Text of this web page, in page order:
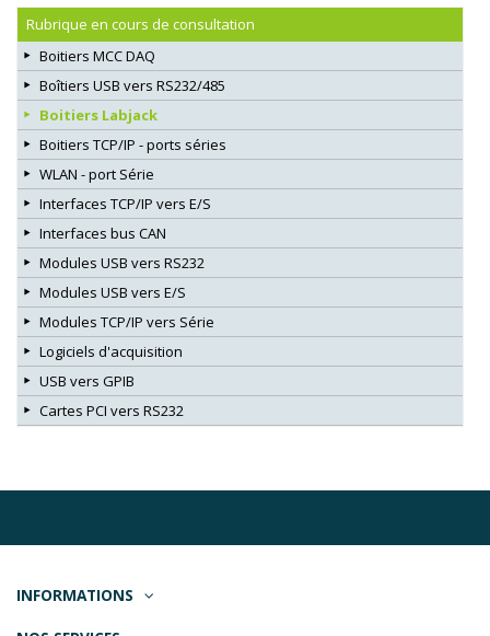
Rubrique en cours de consultation
Boitiers MCC DAQ
Boîtiers USB vers RS232/485
Boitiers Labjack
Boitiers TCP/IP - ports séries
WLAN - port Série
Interfaces TCP/IP vers E/S
Interfaces bus CAN
Modules USB vers RS232
Modules USB vers E/S
Modules TCP/IP vers Série
Logiciels d'acquisition
USB vers GPIB
Cartes PCI vers RS232
INFORMATIONS